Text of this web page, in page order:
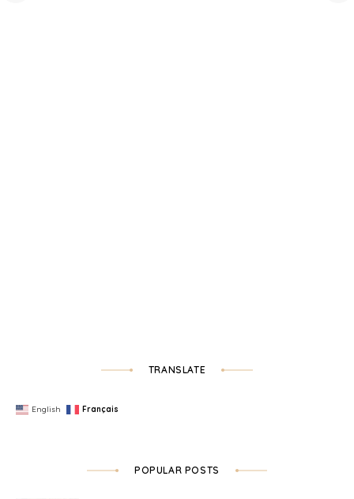
TRANSLATE
English Français
POPULAR POSTS